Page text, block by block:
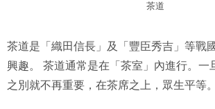
茶道
茶道是「織田信長」及「豐臣秀吉」等戰
興趣。 茶道通常是在「茶室」內進行。一
之別就不再重要，在茶席之上，眾生平等。